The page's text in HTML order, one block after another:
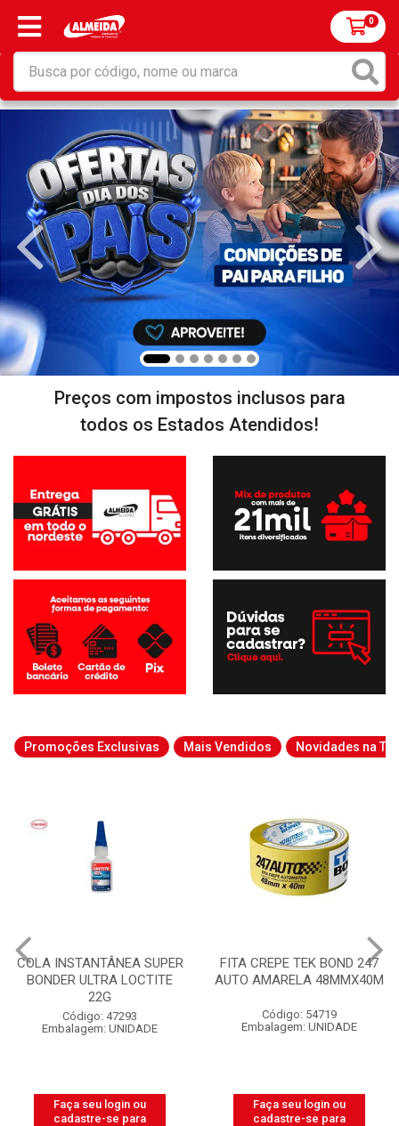
0
Preços com impostos inclusos para
todos os Estados Atendidos!
Promoções Exclusivas Mais Vendidos Novidades na
COLA INSTANTÂNEA SUPER
BONDER ULTRA LOCTITE
22G
Código: 47293
Embalagem: UNIDADE
Faça seu login ou
cadastre-se para
FITA CREPE TEK BOND 247
AUTO AMARELA 48MMX40M
Código: 54719
Embalagem: UNIDADE
Faça seu login ou
cadastre-se para